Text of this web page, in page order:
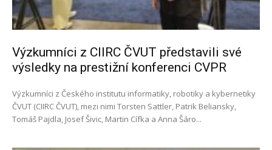
Výzkumníci z CIIRC ČVUT představili své
výsledky na prestižní konferenci CVPR
Výzkumníci z Českého institutu informatiky, robotiky a kybernetiky
ČVUT (CIIRC ČVUT), mezi nimi Torsten Sattler, Patrik Beliansky,
Tomáš Pajdla, Josef Šivic, Martin Cífka a Anna Šáro...